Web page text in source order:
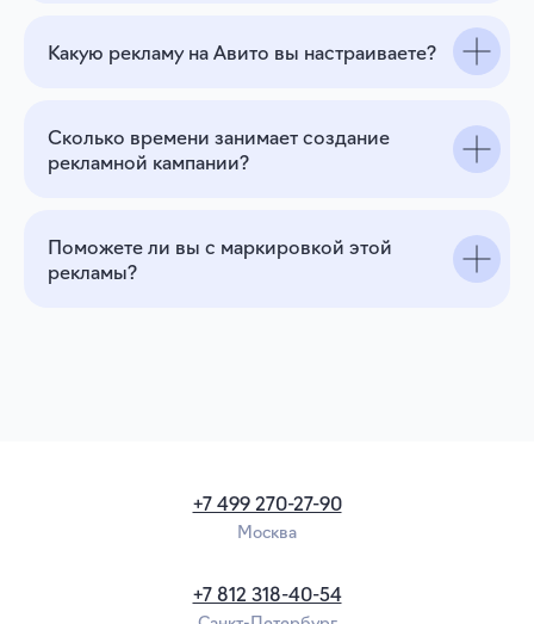
Какую рекламу на Авито вы настраиваете?
Сколько времени занимает создание
рекламной кампании?
Поможете ли вы с маркировкой этой
рекламы?
+7 499 270-27-90
Москва
+7 812 318-40-54